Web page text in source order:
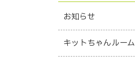
お知らせ
キットちゃんルーム